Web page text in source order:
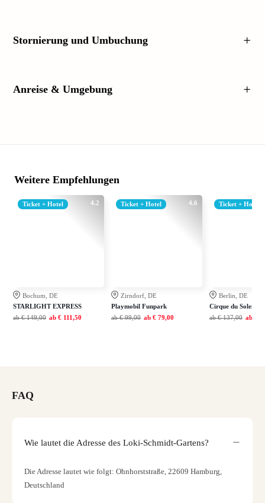
Stornierung und Umbuchung
Anreise & Umgebung
Weitere Empfehlungen
4.2
Ticket + Hotel
Bochum, DE
STARLIGHT EXPRESS
ab € 149,00 ab € 111,50
4.6
Ticket + Hotel
Zirndorf, DE
Playmobil Funpark
ab € 99,00 ab € 79,00
Ticket + Hotel
Berlin, DE
Cirque du Soleil
ab € 137,00 ab
FAQ
Wie lautet die Adresse des Loki-Schmidt-Gartens?
Die Adresse lautet wie folgt: Ohnhorststraße, 22609 Hamburg,
Deutschland